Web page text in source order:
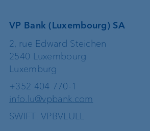
VP Bank (Luxembourg) SA
2, rue Edward Steichen
2540 Luxembourg
Luxemburg
+352 404 770-1
info.lu@vpbank.com
SWIFT: VPBVLULL